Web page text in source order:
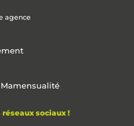
agence
sociaux !